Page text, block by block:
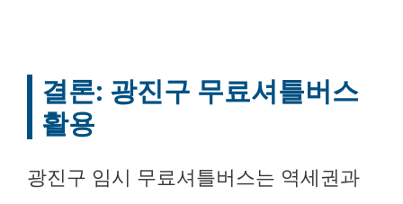
결론: 광진구 무료셔틀버스
활용
광진구 임시 무료셔틀버스는 역세권과